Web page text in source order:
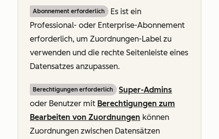
Abonnement erforderlich
Es ist ein
Professional- oder Enterprise-Abonnement
erforderlich, um Zuordnungen-Label zu
verwenden und die rechte Seitenleiste eines
Datensatzes anzupassen.
Berechtigungen erforderlich
Super-Admins
oder Benutzer mit Berechtigungen zum
Bearbeiten von Zuordnungen können
Zuordnungen zwischen Datensätzen